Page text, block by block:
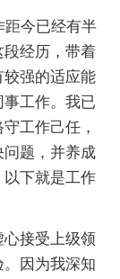
今已经有半
经历，带着
强的适应能
工作。我已
工作己任，
题，并养成
下就是工作
接受上级领
因为我深知